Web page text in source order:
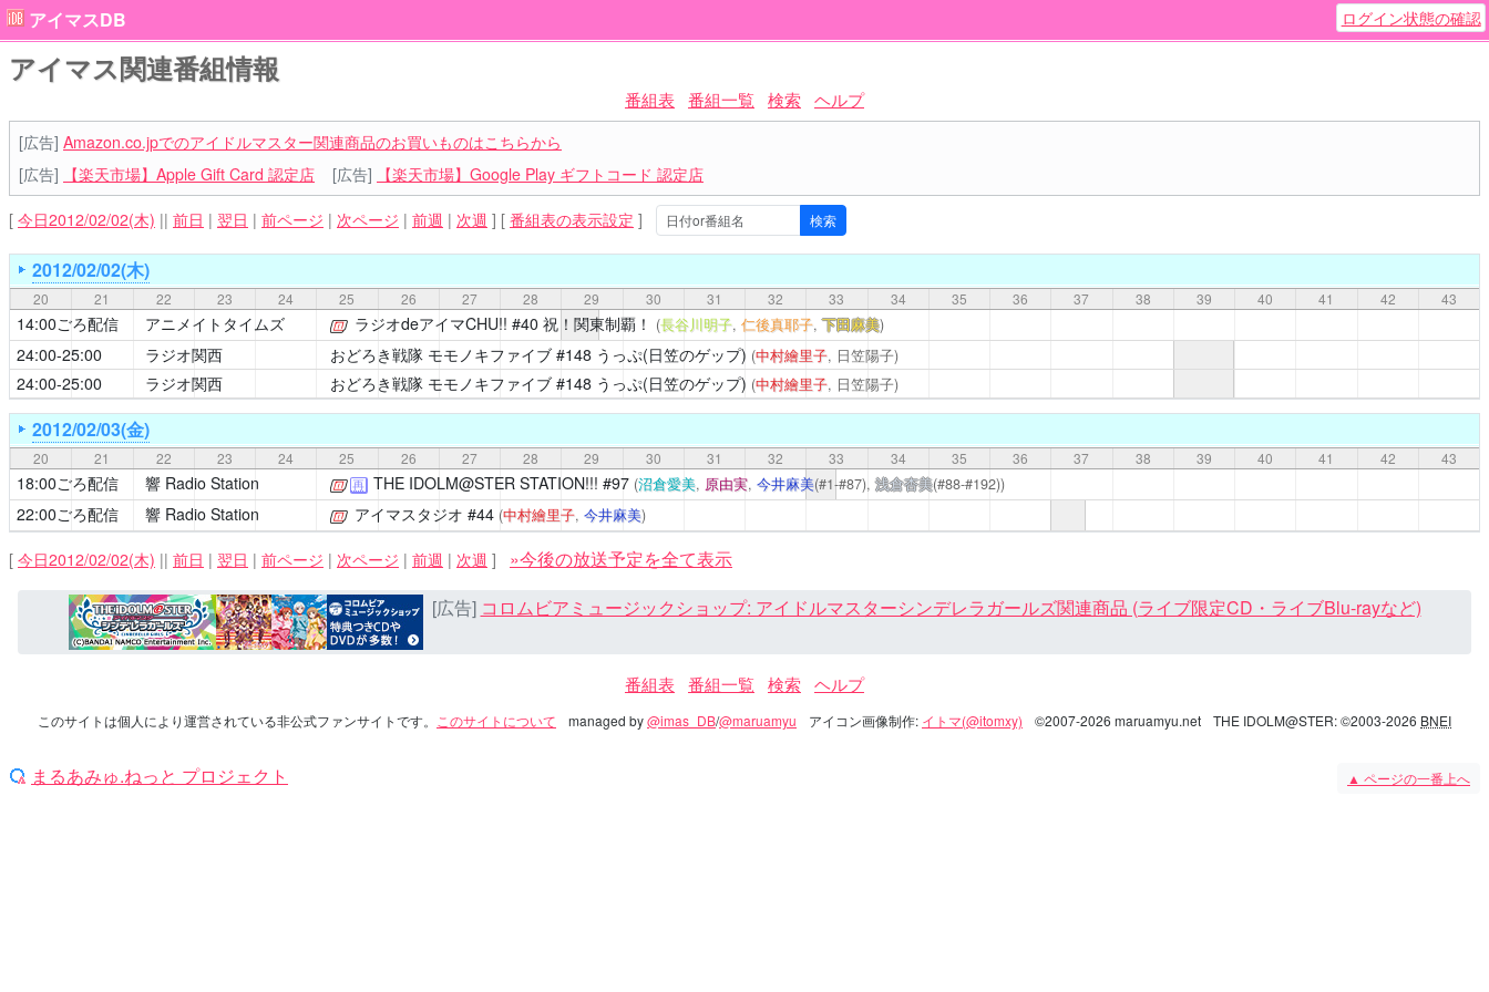
アイマスDB ログイン状態の確認
アイマス関連番組情報
番組表 番組一覧 検索 ヘルプ
[広告] Amazon.co.jpでのアイドルマスター関連商品のお買いものはこちらから
[広告]
【楽天市場】Apple Gift Card 認定店 [広告] 【楽天市場】Google Play ギフトコード 認定店
[ 今日2012/02/02(木) || 前日 | 翌日 | 前ページ | 次ページ | 前週 | 次週 ] [ 番組表の表示設定 ]
2012/02/02(木)
20 21 22 23 24 25 26 27 28 29 30 31 32 33 34 35 36 37 38 39 40 41 42 43
14:00ごろ配信 アニメイトタイムズ
[公式] ラジオdeアイマCHU!! #40 祝！関東制覇！ (長谷川明子, 仁後真耶子,下田麻美)
24:00-25:00 ラジオ関西 おどろき戦隊 モモノキファイブ#148 うっぷ(日笠のゲップ) (中村繪里子, 日笠陽子)
24:00-25:00 ラジオ関西 おどろき戦隊 モモノキファイブ#148 うっぷ(日笠のゲップ) (中村繪里子, 日笠陽子)
2012/02/03(金)
20 21 22 23 24 25 26 27 28 29 30 31 32 33 34 35 36 37 38 39 40 41 42 43
18:00ごろ配信 響 Radio Station
[公式] 再 THE IDOLM@STER STATION!!! #97 (沼倉愛美, 原由実, 今井麻美(#1-#87),浅倉杏美(#88-#192))
22:00ごろ配信 響 Radio Station
[公式] アイマスタジオ #44 (中村繪里子, 今井麻美)
[ 今日2012/02/02(木) || 前日 | 翌日 | 前ページ | 次ページ | 前週 | 次週 ]
»今後の放送予定を全て表示
[広告] コロムビアミュージックショップ: アイドルマスターシンデレラガールズ関連商品 (ライブ限定CD・ライブBlu-rayなど)
番組表 番組一覧 検索 ヘルプ
このサイトは個人により運営されている非公式ファンサイトです。 このサイトについて managed by@imas_DB/@maruamyu アイコン画像制作: イトマ(@itomxy) ©2007-2026 maruamyu.net THE IDOLM@STER: ©2003-2026 BNEI
まるあみゅ.ねっと プロジェクト ▲ ページの一番上へ